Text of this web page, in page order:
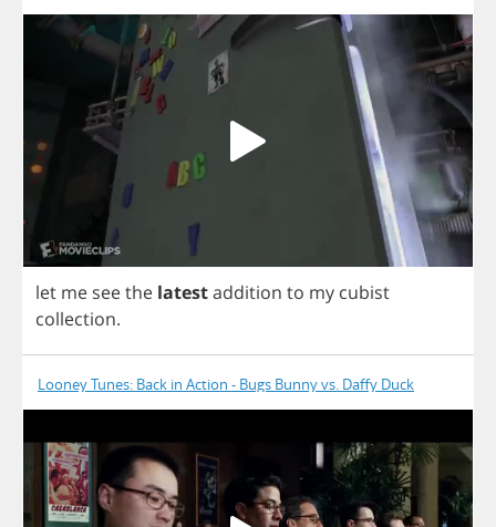
let me seethe latestaddition to my cubist
collection.
Looney Tunes: Back in Action - Bugs Bunny vs. Daffy Duck